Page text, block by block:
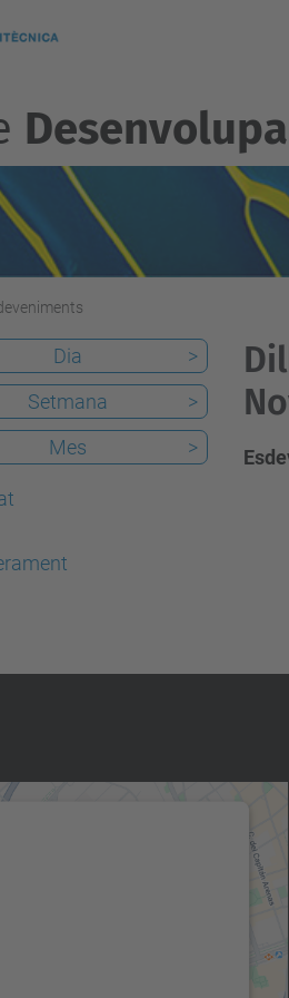
Dia
>
Setmana
>
Mes >